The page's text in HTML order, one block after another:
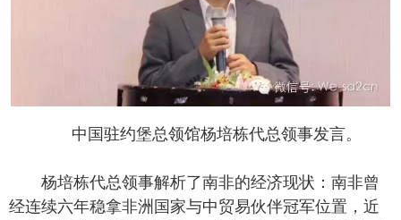
中国驻约堡总领馆杨培栋代总领事发言。
杨培栋代总领事解析了南非的经济现状：南非曾
经连续六年稳拿非洲国家与中贸易伙伴冠军位置，近